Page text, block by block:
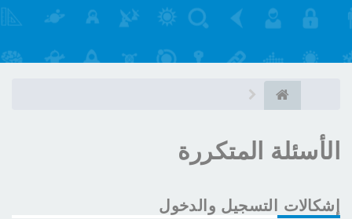
الأسئلة المتكررة
إشكالات التسجيل والدخول